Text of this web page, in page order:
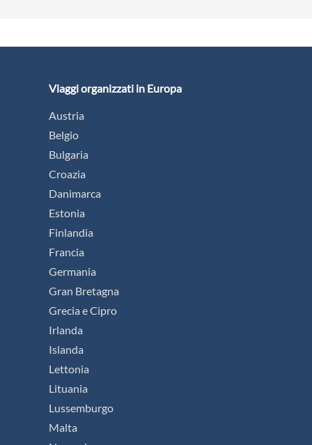
Viaggi organizzati in Europa
Austria
Belgio
Bulgaria
Croazia
Danimarca
Estonia
Finlandia
Francia
Germania
Gran Bretagna
Grecia e Cipro
Irlanda
Islanda
Lettonia
Lituania
Lussemburgo
Malta